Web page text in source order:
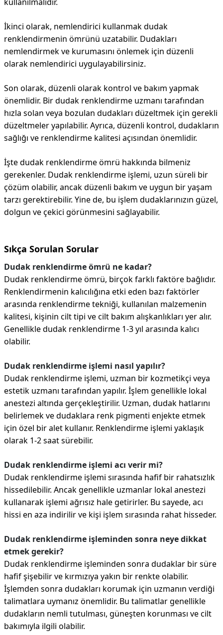
İkinci olarak, nemlendirici kullanmak dudak
renklendirmenin ömrünü uzatabilir. Dudakları
nemlendirmek ve kurumasını önlemek için düzenli
olarak nemlendirici uygulayabilirsiniz.
Son olarak, düzenli olarak kontrol ve bakım yapmak
önemlidir. Bir dudak renklendirme uzmanı tarafından
hızla solan veya bozulan dudakları düzeltmek için gerekli
düzeltmeler yapılabilir. Ayrıca, düzenli kontrol, dudakların
sağlığı ve renklendirme kalitesi açısından önemlidir.
İşte dudak renklendirme ömrü hakkında bilmeniz
gerekenler. Dudak renklendirme işlemi, uzun süreli bir
çözüm olabilir, ancak düzenli bakım ve uygun bir yaşam
tarzı gerektirebilir. Yine de, bu işlem dudaklarınızın güzel,
dolgun ve çekici görünmesini sağlayabilir.
Sıkça Sorulan Sorular
Dudak renklendirme ömrü ne kadar?
Dudak renklendirme ömrü, birçok farklı faktöre bağlıdır.
Renklendirmenin kalıcılığına etki eden bazı faktörler
arasında renklendirme tekniği, kullanılan malzemenin
kalitesi, kişinin cilt tipi ve cilt bakım alışkanlıkları yer alır.
Genellikle dudak renklendirme 1-3 yıl arasında kalıcı
olabilir.
Dudak renklendirme işlemi nasıl yapılır?
Dudak renklendirme işlemi, uzman bir kozmetikçi veya
estetik uzmanı tarafından yapılır. İşlem genellikle lokal
anestezi altında gerçekleştirilir. Uzman, dudak hatlarını
belirlemek ve dudaklara renk pigmenti enjekte etmek
için özel bir alet kullanır. Renklendirme işlemi yaklaşık
olarak 1-2 saat sürebilir.
Dudak renklendirme işlemi acı verir mi?
Dudak renklendirme işlemi sırasında hafif bir rahatsızlık
hissedilebilir. Ancak genellikle uzmanlar lokal anestezi
kullanarak işlemi ağrısız hale getirirler. Bu sayede, acı
hissi en aza indirilir ve kişi işlem sırasında rahat hisseder.
Dudak renklendirme işleminden sonra neye dikkat
etmek gerekir?
Dudak renklendirme işleminden sonra dudaklar bir süre
hafif şişebilir ve kırmızıya yakın bir renkte olabilir.
İşlemden sonra dudakları korumak için uzmanın verdiği
talimatlara uymanız önemlidir. Bu talimatlar genellikle
dudakların nemli tutulması, güneşten korunması ve cilt
bakımıyla ilgili olabilir.